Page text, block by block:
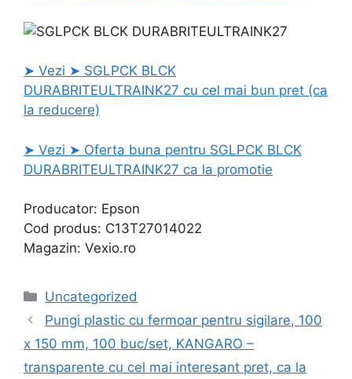
➤ Vezi ➤ SGLPCK BLCK
DURABRITEULTRAINK27 cu cel mai bun pret (ca
la reducere)
➤ Vezi ➤ Oferta buna pentru SGLPCK BLCK
DURABRITEULTRAINK27 ca la promotie
Producator: Epson
Cod produs: C13T27014022
Magazin: Vexio.ro
Categories
Uncategorized
Pungi plastic cu fermoar pentru sigilare, 100
x 150 mm, 100 buc/set, KANGARO –
transparente cu cel mai interesant pret, ca la